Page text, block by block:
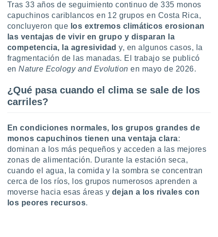
se
para
ni para
o
aunque
Puedes
acceder a
abono
únicos
Tras 33 años de seguimiento continuo de 335 monos
capuchinos cariblancos en 12 grupos en Costa Rica,
concluyeron que los extremos climáticos erosionan
las ventajas de vivir en grupo y disparan la
competencia, la agresividad y, en algunos casos, la
fragmentación de las manadas. El trabajo se publicó
enNature Ecology and Evolution en mayo de 2026.
¿Qué pasa cuando el clima se sale de los
carriles?
En condiciones normales, los grupos grandes de
monos capuchinos tienen una ventaja clara:
dominan a los más pequeños y acceden a las mejores
zonas de alimentación. Durante la estación seca,
cuando el agua, la comida y la sombra se concentran
cerca de los ríos, los grupos numerosos aprenden a
moverse hacia esas áreas y dejan a los rivales con
los peores recursos.